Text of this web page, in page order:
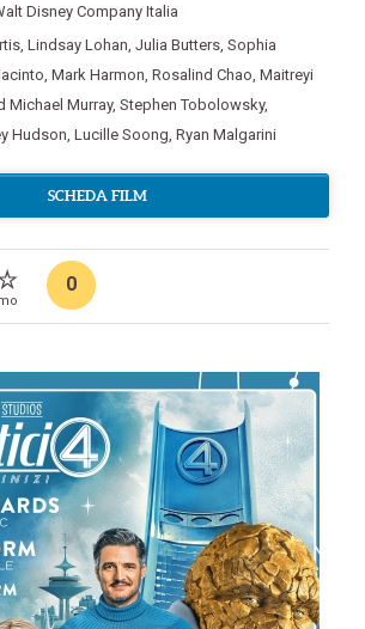
Disney Company Italia
, Lindsay Lohan, Julia Butters, Sophia
, Mark Harmon, Rosalind Chao, Maitreyi
Michael Murray, Stephen Tobolowsky,
Hudson, Lucille Soong, Ryan Malgarini
SCHEDA FILM
0